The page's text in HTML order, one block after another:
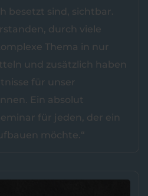
besetzt sind, sichtbar.
durch viele
Thema in nur
und zusätzlich haben
für unser
Ein absolut
für jeden, der ein
möchte.“